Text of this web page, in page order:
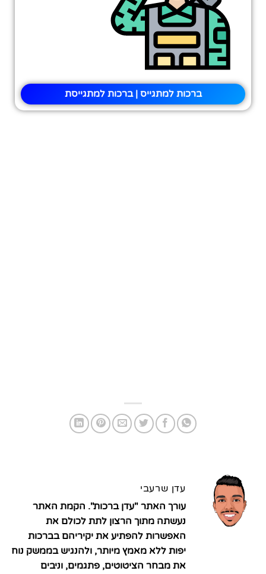
ברכות למתגייס | ברכות למתגייסת
עדן שרעבי
עורך האתר "עדן ברכות". הקמת האתר
נעשתה מתוך הרצון לתת לכולם את
האפשרות להפתיע את יקיריהם בברכות
יפות ללא מאמץ מיותר, ולהנגיש בממשק נוח
את מבחר הציטוטים, פתגמים, וניבים